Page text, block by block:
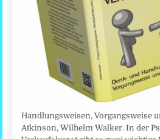
Handlungsweisen, Vorgangsweise
Atkinson, Wilhelm Walker. In der